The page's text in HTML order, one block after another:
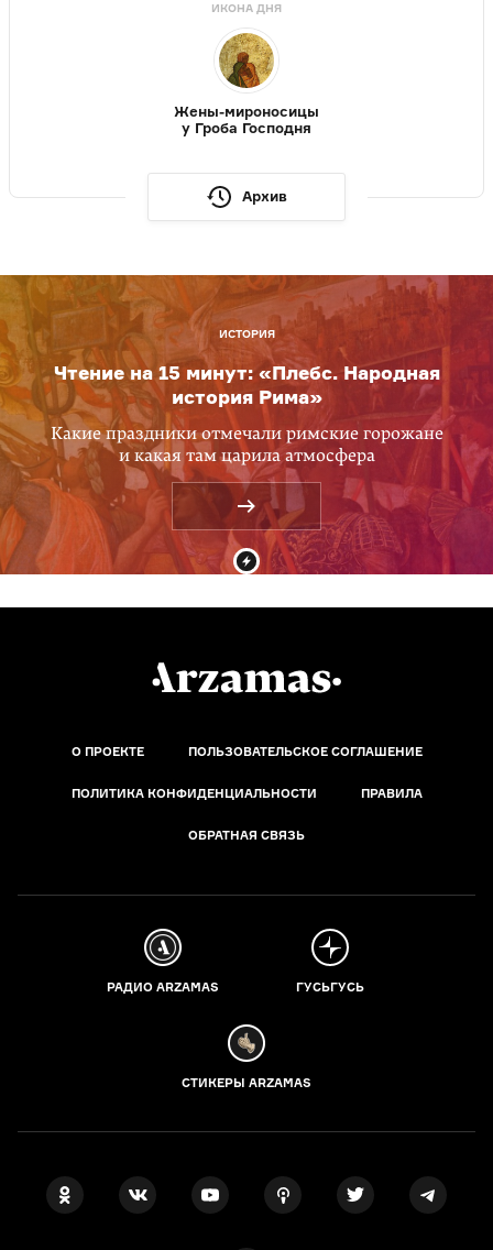
ИКОНА ДНЯ
Жены-мироносицы
у Гроба Господня
Архив
ИСТОРИЯ
Чтение на 15 минут: «Плебс. Народная
история Рима»
Какие праздники отмечали римские горожане
и какая там царила атмосфера
О ПРОЕКТЕ ПОЛЬЗОВАТЕЛЬСКОЕ СОГЛАШЕНИЕ
ПОЛИТИКА КОНФИДЕНЦИАЛЬНОСТИ ПРАВИЛА
ОБРАТНАЯ СВЯЗЬ
РАДИО ARZAMAS ГУСЬГУСЬ
СТИКЕРЫ ARZAMAS